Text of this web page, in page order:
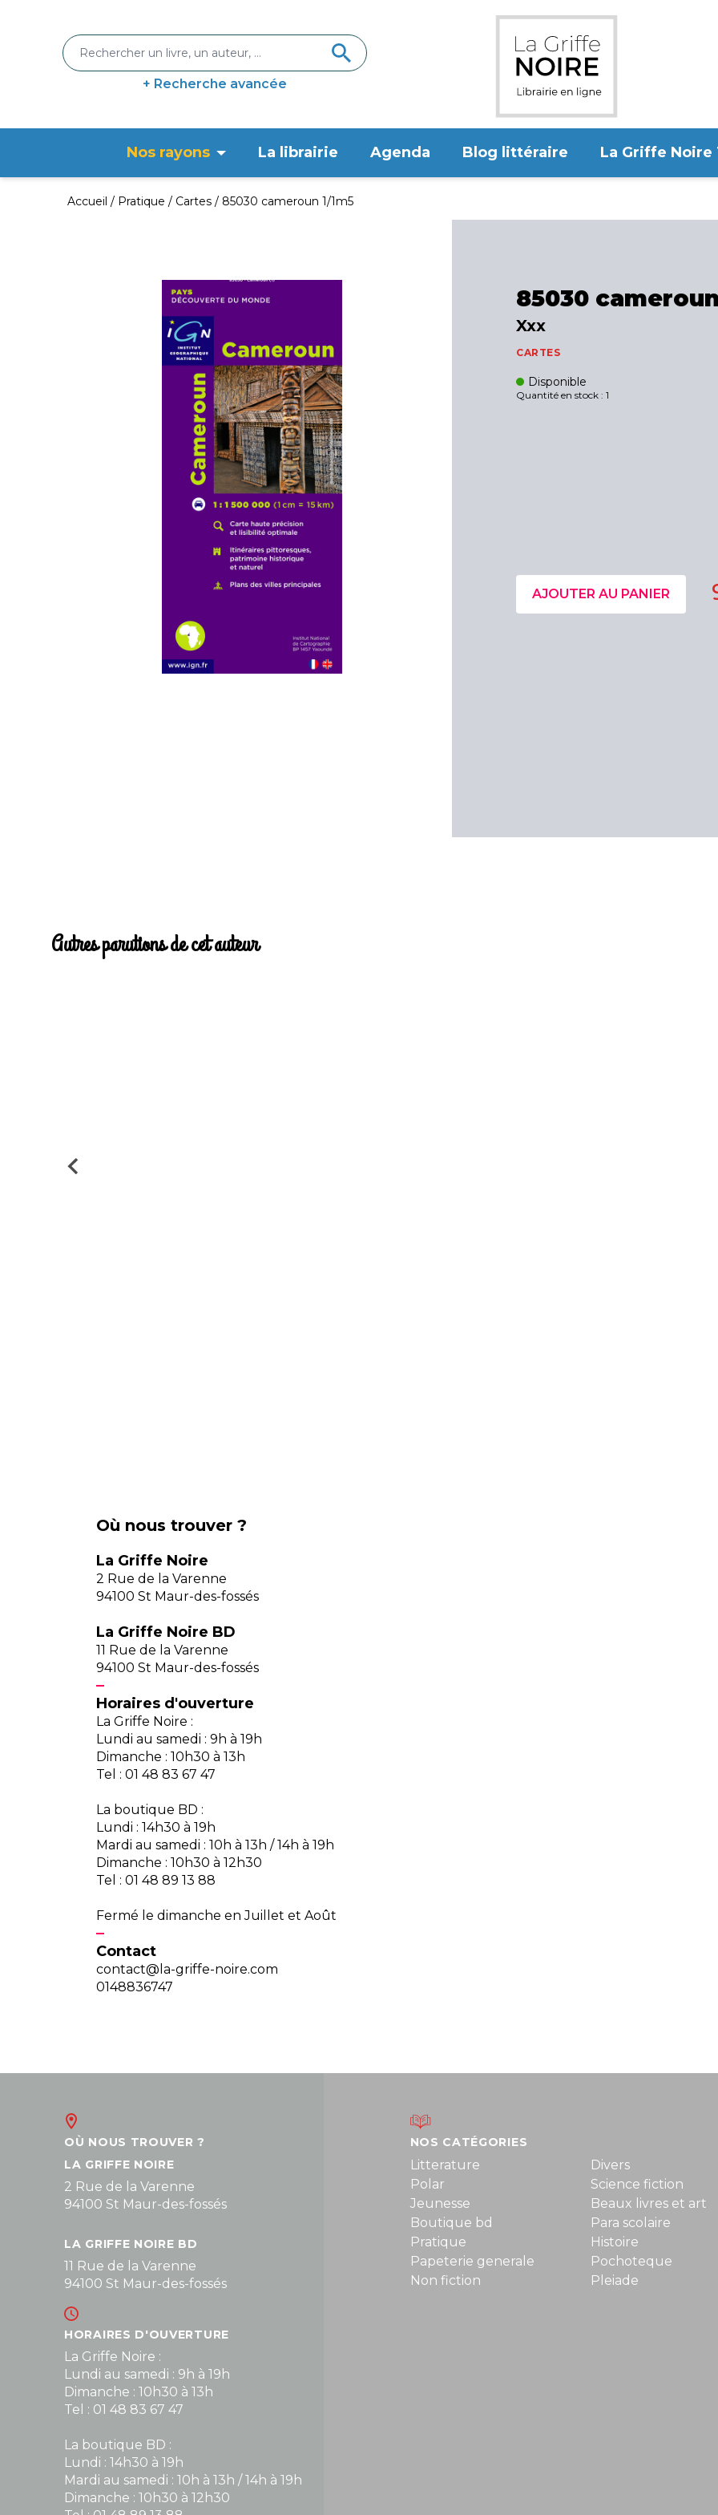
+ Recherche avancée
Nos rayons La librairie Agenda Blog littéraire La Griffe Noire
Accueil Pratique Cartes 85030 cameroun 1/1m5
85030
Xxx
CARTES
Disponible
Quantité en stock : 1
AJOUTER AU PANIER
Autres parutions de cet auteur
Où nous trouver ?
La Griffe Noire
2 Rue de la Varenne
94100 St Maur-des-fossés
La Griffe Noire BD
11 Rue de la Varenne
94100 St Maur-des-fossés
Horaires d'ouverture
La Griffe Noire :
Lundi au samedi : 9h à 19h
Dimanche : 10h30 à 13h
Tel : 01 48 83 67 47
La boutique BD :
Lundi : 14h30 à 19h
Mardi au samedi : 10h à 13h / 14h à 19h
Dimanche : 10h30 à 12h30
Tel : 01 48 89 13 88
Fermé le dimanche en Juillet et Août
Contact
contact@la-griffe-noire.com
0148836747
OÙ NOUS TROUVER ?
LA GRIFFE NOIRE
2 Rue de la Varenne
94100 St Maur-des-fossés
LA GRIFFE NOIRE BD
11 Rue de la Varenne
94100 St Maur-des-fossés
HORAIRES D'OUVERTURE
La Griffe Noire :
Lundi au samedi : 9h à 19h
Dimanche : 10h30 à 13h
Tel : 01 48 83 67 47
La boutique BD :
Lundi : 14h30 à 19h
Mardi au samedi : 10h à 13h / 14h à 19h
Dimanche : 10h30 à 12h30
NOS CATÉGORIES
Litterature
Polar
Jeunesse
Boutique bd
Pratique
Papeterie generale
Non fiction
Divers
Science fiction
Beaux livres et art
Para scolaire
Histoire
Pochoteque
Pleiade